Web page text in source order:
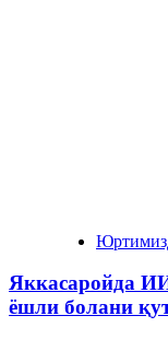
Яккасаройда
ёшли болани